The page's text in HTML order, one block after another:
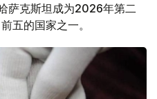
萨克斯坦成为2026年第二
五的国家之一。